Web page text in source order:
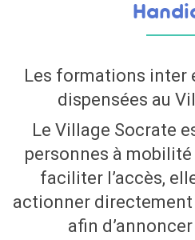
Les formations inter
dispensées au
Le Village Socrate
personnes à
faciliter l’accès,
actionner
afin